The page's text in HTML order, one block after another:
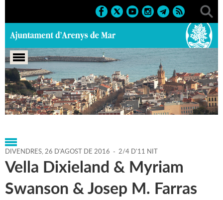
Portada > Agenda > 26-08-
2016 > Marcs > Culturals > 2016 > 25è Festival de Jazz
DIVENDRES,26 D'AGOST DE 2016 - 2/4 D'11 NIT
Vella Dixieland & Myriam
Swanson & Josep M. Farras